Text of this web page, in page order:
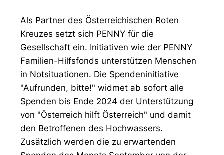
Als Partner des Österreichischen Roten
Kreuzes setzt sich PENNY für die
Gesellschaft ein. Initiativen wie der PENNY
Familien-Hilfsfonds unterstützen Menschen
in Notsituationen. Die Spendeninitiative
"Aufrunden, bitte!" widmet ab sofort alle
Spenden bis Ende 2024 der Unterstützung
von "Österreich hilft Österreich" und damit
den Betroffenen des Hochwassers.
Zusätzlich werden die zu erwartenden